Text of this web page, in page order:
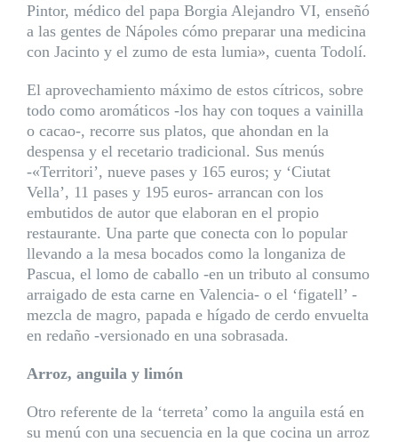
Pintor, médico del papa Borgia Alejandro VI, enseñó
a las gentes de Nápoles cómo preparar una medicina
con Jacinto y el zumo de esta lumia», cuenta Todolí.
El aprovechamiento máximo de estos cítricos, sobre
todo como aromáticos -los hay con toques a vainilla
o cacao-, recorre sus platos, que ahondan en la
despensa y el recetario tradicional. Sus menús
-«Territori’, nueve pases y 165 euros; y ‘Ciutat
Vella’, 11 pases y 195 euros- arrancan con los
embutidos de autor que elaboran en el propio
restaurante. Una parte que conecta con lo popular
llevando a la mesa bocados como la longaniza de
Pascua, el lomo de caballo -en un tributo al consumo
arraigado de esta carne en Valencia- o el ‘figatell’ -
mezcla de magro, papada e hígado de cerdo envuelta
en redaño -versionado en una sobrasada.
Arroz, anguila y limón
Otro referente de la ‘terreta’ como la anguila está en
su menú con una secuencia en la que cocina un arroz